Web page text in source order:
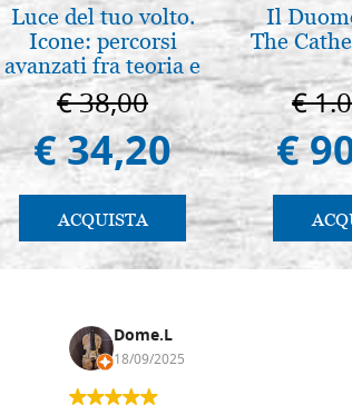
Luce del tuo volto.
Icone: percorsi
avanzati fra teoria e
pratica. pg. 430
€ 38,00
€ 34,20
ACQUISTA
Il
The
€
€
Dome.L
18/09/2025